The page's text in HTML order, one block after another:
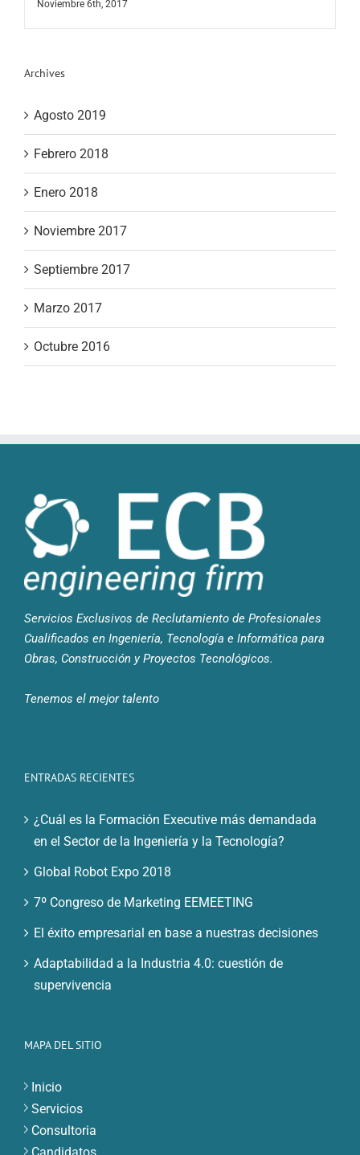
Noviembre 6th, 2017
Archives
Agosto 2019
Febrero 2018
Enero 2018
Noviembre 2017
Septiembre 2017
Marzo 2017
Octubre 2016
Servicios Exclusivos de Reclutamiento de Profesionales
Cualificados en Ingeniería, Tecnología e Informática para
Obras, Construcción y Proyectos Tecnológicos.
Tenemos el mejor talento
ENTRADAS RECIENTES
¿Cuál es la Formación Executive más demandada
en el Sector de la Ingeniería y la Tecnología?
Global Robot Expo 2018
7º Congreso de Marketing EEMEETING
El éxito empresarial en base a nuestras decisiones
Adaptabilidad a la Industria 4.0: cuestión de
supervivencia
MAPA DEL SITIO
Inicio
Servicios
Consultoria